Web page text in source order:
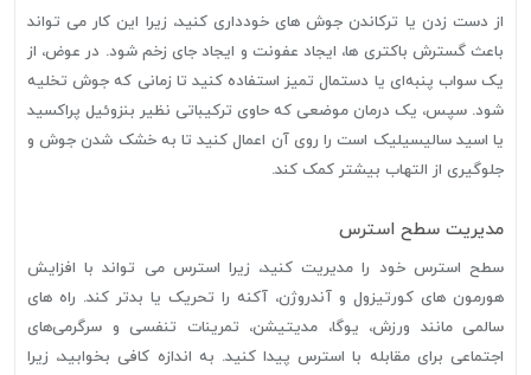
از دست زدن یا ترکاندن جوش های خودداری کنید، زیرا این کار می تواند
باعث گسترش باکتری ها، ایجاد عفونت و ایجاد جای زخم شود. در عوض، از
یک سواب پنبه‌ای یا دستمال تمیز استفاده کنید تا زمانی که جوش تخلیه
شود. سپس، یک درمان موضعی که حاوی ترکیباتی نظیر بنزوئیل پراکسید
یا اسید سالیسیلیک است را روی آن اعمال کنید تا به خشک شدن جوش و
جلوگیری از التهاب بیشتر کمک کند.
مدیریت سطح استرس
سطح استرس خود را مدیریت کنید، زیرا استرس می تواند با افزایش
هورمون های کورتیزول و آندروژن، آکنه را تحریک یا بدتر کند. راه های
سالمی مانند ورزش، یوگا، مدیتیشن، تمرینات تنفسی و سرگرمی‌های
اجتماعی برای مقابله با استرس پیدا کنید. به اندازه کافی بخوابید، زیرا